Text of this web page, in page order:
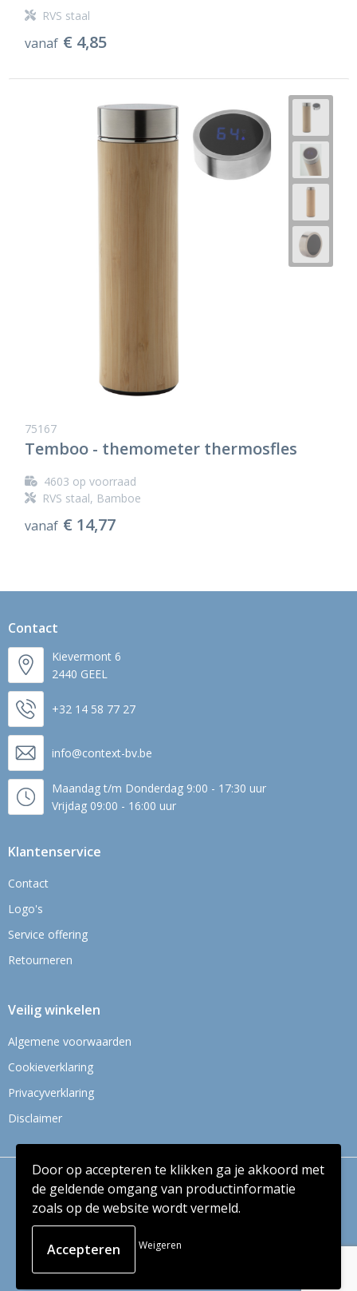
RVS staal
vanaf € 4,85
75167
Temboo - themometer thermosfles
4603 op voorraad
RVS staal, Bamboe
vanaf € 14,77
Contact
Kievermont 6
2440 GEEL
+32 14 58 77 27
info@context-bv.be
Maandag t/m Donderdag 9:00 - 17:30 uur
Vrijdag 09:00 - 16:00 uur
Klantenservice
Contact
Logo's
Service offering
Retourneren
Veilig winkelen
Algemene voorwaarden
Cookieverklaring
Privacyverklaring
Disclaimer
© Copyright Context BV 2024
Door op accepteren te klikken ga je akkoord met
de geldende omgang van productinformatie
zoals op de website wordt vermeld.
Weigeren